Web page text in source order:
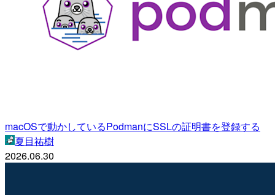
macOSで動かしているPodmanにSSLの証明書を登録する
夏目祐樹
2026.06.30